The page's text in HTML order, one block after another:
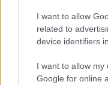
I want to allow
related to
device identifiers
I want to allow
Google for online
Népszerű